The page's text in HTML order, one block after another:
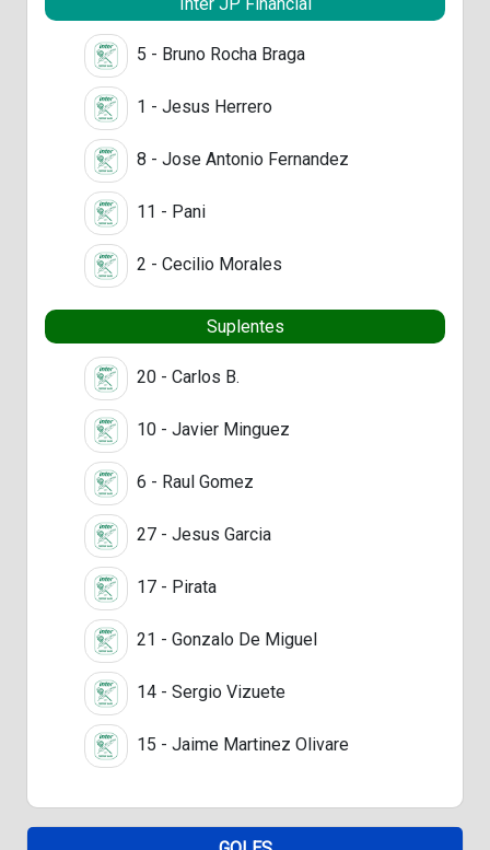
5 - Bruno Rocha Braga
1 - Jesus Herrero
8 - Jose Antonio Fernandez
11 - Pani
2 - Cecilio Morales
Suplentes
20 - Carlos B.
10 - Javier Minguez
6 - Raul Gomez
27 - Jesus Garcia
17 - Pirata
21 - Gonzalo De Miguel
14 - Sergio Vizuete
15 - Jaime Martinez Olivare